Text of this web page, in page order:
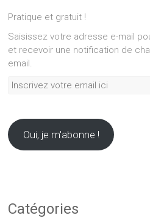
Pratique et gratuit !
Saisissez votre adresse e-mail
et recevoir une notification de
email.
Inscrivez
ici
Oui, je m'abonne !
Catégories